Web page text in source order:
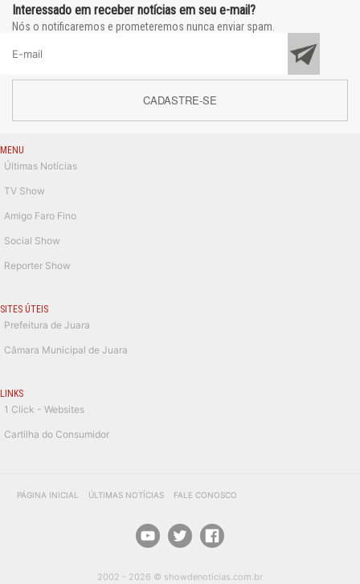
Interessado em receber notícias em seu e-mail?
Nós o notificaremos e prometeremos nunca enviar spam.
CADASTRE-SE
MENU
Últimas Notícias
TV Show
Amigo Faro Fino
Social Show
Reporter Show
SITES ÚTEIS
Prefeitura de Juara
Câmara Municipal de Juara
LINKS
1 Click - Websites
Cartilha do Consumidor
PÁGINA INICIAL ÚLTIMAS NOTÍCIAS FALE CONOSCO
2002 - 2026 © showdenoticias.com.br